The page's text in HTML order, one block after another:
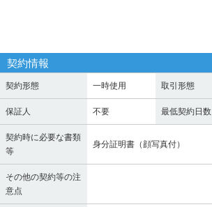
契約情報
契約形態 一時使用 取引形態
保証人 不要 最低契約日数
契約時に必要な書類
等
身分証明書（顔写真付）
その他の契約等の注
意点